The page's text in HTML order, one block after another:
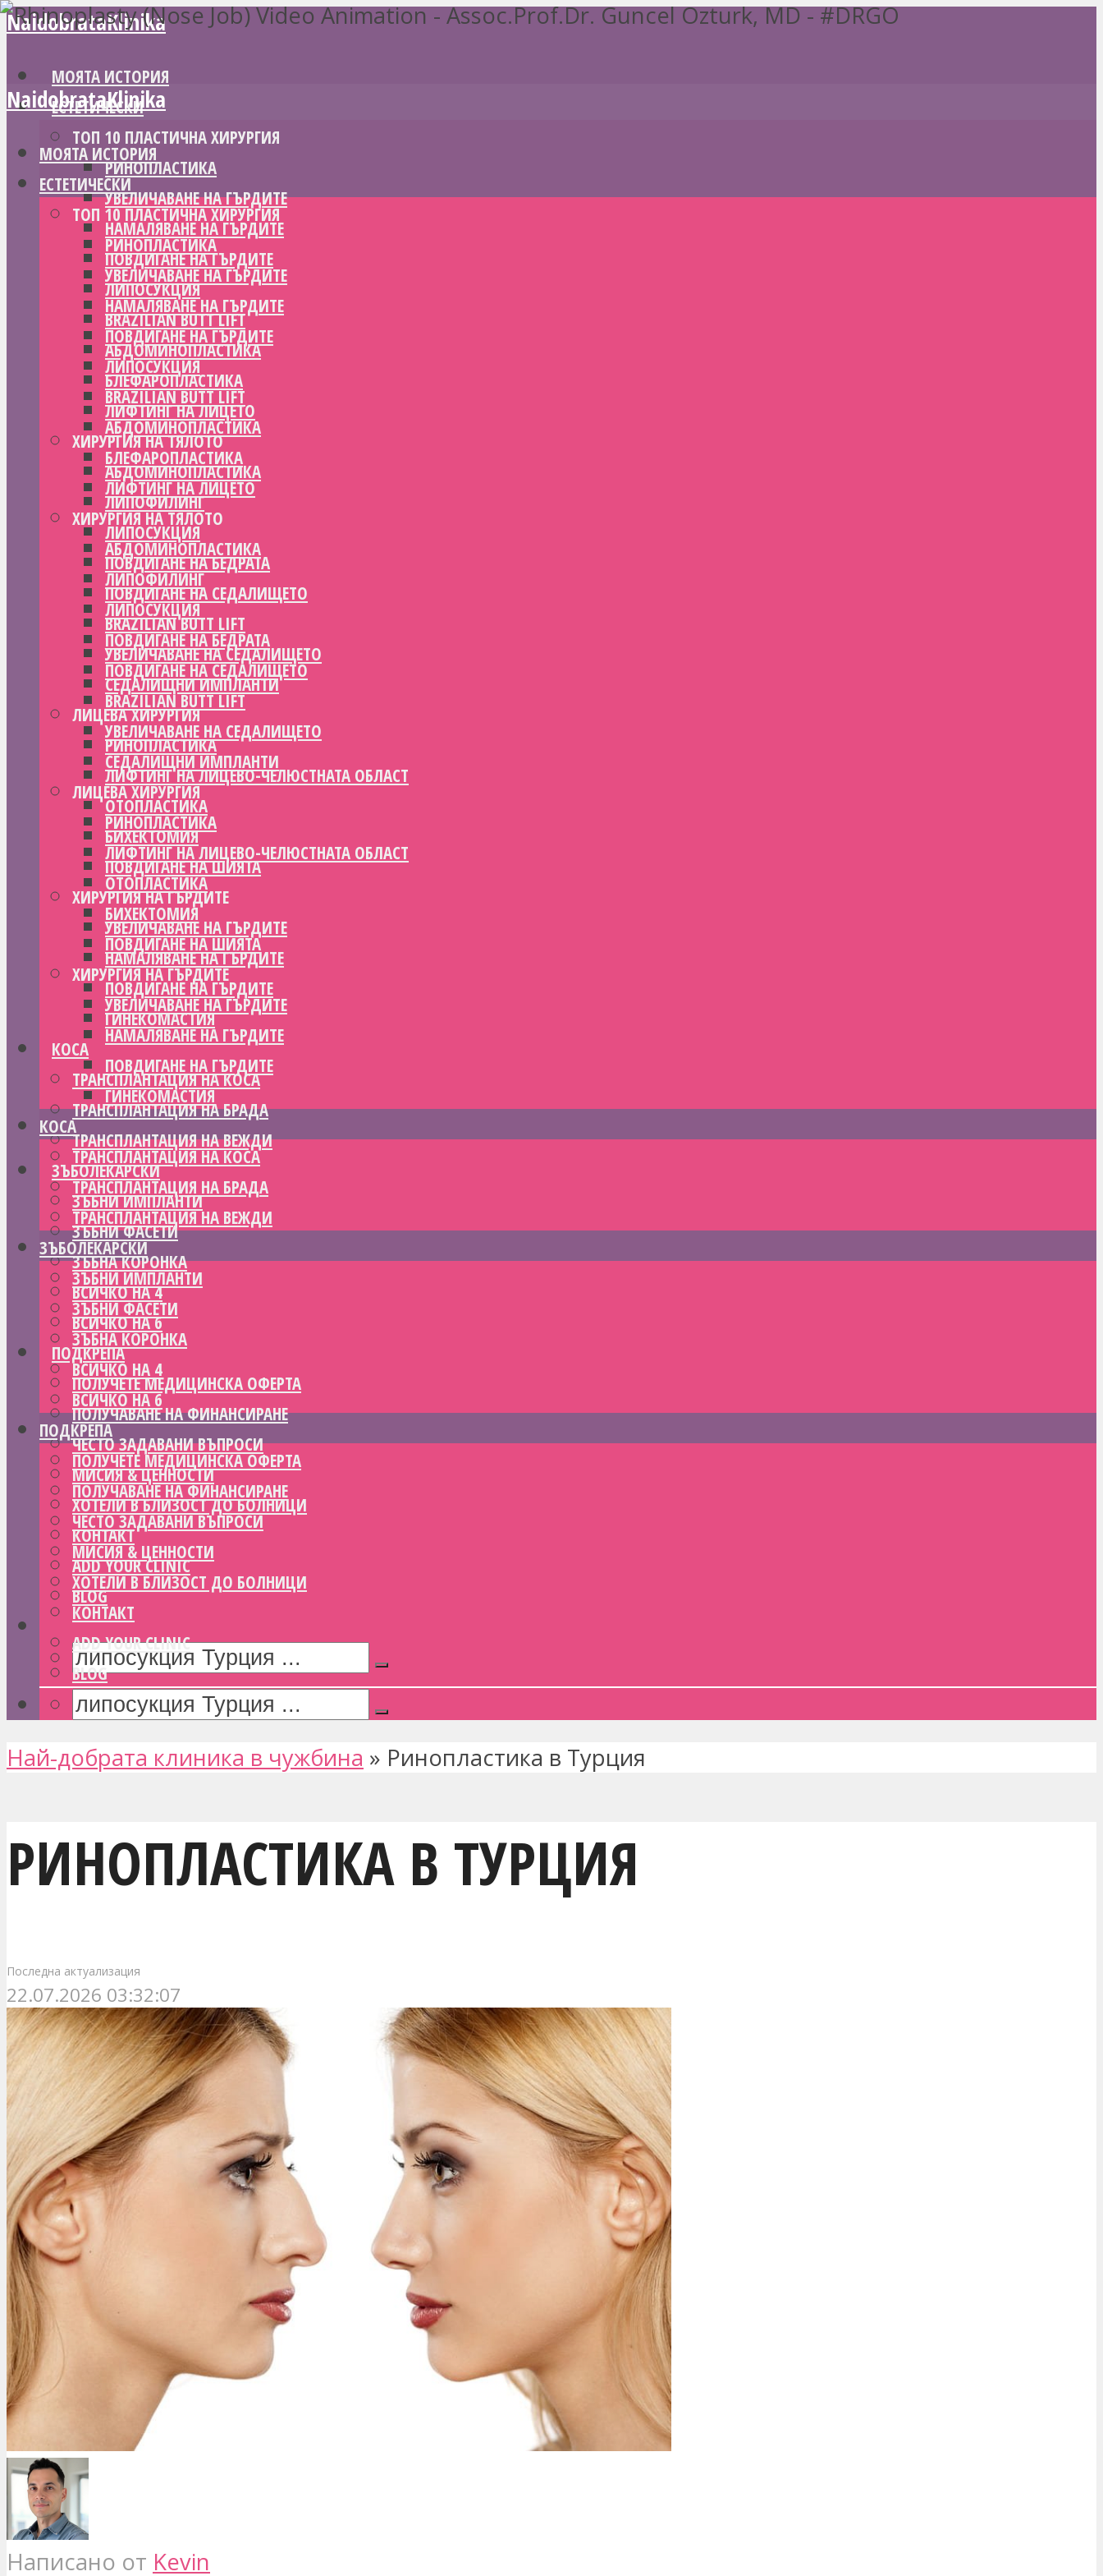
NaidobrataKlinika
МОЯТА ИСТОРИЯ
ЕСТЕТИЧЕСКИ
ТОП 10 ПЛАСТИЧНА ХИРУРГИЯ
РИНОПЛАСТИКА
УВЕЛИЧАВАНЕ НА ГЪРДИТЕ
НАМАЛЯВАНЕ НА ГЪРДИТЕ
ПОВДИГАНЕ НА ГЪРДИТЕ
ЛИПОСУКЦИЯ
BRAZILIAN BUTT LIFT
АБДОМИНОПЛАСТИКА
БЛЕФАРОПЛАСТИКА
ЛИФТИНГ НА ЛИЦЕТО
ХИРУРГИЯ НА ТЯЛОТО
АБДОМИНОПЛАСТИКА
ЛИПОФИЛИНГ
ЛИПОСУКЦИЯ
ПОВДИГАНЕ НА БЕДРАТА
ПОВДИГАНЕ НА СЕДАЛИЩЕТО
BRAZILIAN BUTT LIFT
УВЕЛИЧАВАНЕ НА СЕДАЛИЩЕТО
СЕДАЛИЩНИ ИМПЛАНТИ
ЛИЦЕВА ХИРУРГИЯ
РИНОПЛАСТИКА
ЛИФТИНГ НА ЛИЦЕВО-ЧЕЛЮСТНАТА ОБЛАСТ
ОТОПЛАСТИКА
БИХЕКТОМИЯ
ПОВДИГАНЕ НА ШИЯТА
ХИРУРГИЯ НА ГЪРДИТЕ
УВЕЛИЧАВАНЕ НА ГЪРДИТЕ
НАМАЛЯВАНЕ НА ГЪРДИТЕ
ПОВДИГАНЕ НА ГЪРДИТЕ
ГИНЕКОМАСТИЯ
КОСА
ТРАНСПЛАНТАЦИЯ НА КОСА
ТРАНСПЛАНТАЦИЯ НА БРАДА
ТРАНСПЛАНТАЦИЯ НА ВЕЖДИ
ЗЪБОЛЕКАРСКИ
ЗЪБНИ ИМПЛАНТИ
ЗЪБНИ ФАСЕТИ
ЗЪБНА КОРОНКА
ВСИЧКО НА 4
ВСИЧКО НА 6
ПОДКРЕПА
ПОЛУЧЕТЕ МЕДИЦИНСКА ОФЕРТА
ПОЛУЧАВАНЕ НА ФИНАНСИРАНЕ
ЧЕСТО ЗАДАВАНИ ВЪПРОСИ
МИСИЯ & ЦЕННОСТИ
ХОТЕЛИ В БЛИЗОСТ ДО БОЛНИЦИ
КОНТАКТ
ADD YOUR CLINIC
BLOG
NaidobrataKlinika
МОЯТА ИСТОРИЯ
ЕСТЕТИЧЕСКИ
ТОП 10 ПЛАСТИЧНА ХИРУРГИЯ
РИНОПЛАСТИКА
УВЕЛИЧАВАНЕ НА ГЪРДИТЕ
НАМАЛЯВАНЕ НА ГЪРДИТЕ
ПОВДИГАНЕ НА ГЪРДИТЕ
ЛИПОСУКЦИЯ
BRAZILIAN BUTT LIFT
АБДОМИНОПЛАСТИКА
БЛЕФАРОПЛАСТИКА
ЛИФТИНГ НА ЛИЦЕТО
ХИРУРГИЯ НА ТЯЛОТО
АБДОМИНОПЛАСТИКА
ЛИПОФИЛИНГ
ЛИПОСУКЦИЯ
ПОВДИГАНЕ НА БЕДРАТА
ПОВДИГАНЕ НА СЕДАЛИЩЕТО
BRAZILIAN BUTT LIFT
УВЕЛИЧАВАНЕ НА СЕДАЛИЩЕТО
СЕДАЛИЩНИ ИМПЛАНТИ
ЛИЦЕВА ХИРУРГИЯ
РИНОПЛАСТИКА
ЛИФТИНГ НА ЛИЦЕВО-ЧЕЛЮСТНАТА ОБЛАСТ
ОТОПЛАСТИКА
БИХЕКТОМИЯ
ПОВДИГАНЕ НА ШИЯТА
ХИРУРГИЯ НА ГЪРДИТЕ
УВЕЛИЧАВАНЕ НА ГЪРДИТЕ
НАМАЛЯВАНЕ НА ГЪРДИТЕ
ПОВДИГАНЕ НА ГЪРДИТЕ
ГИНЕКОМАСТИЯ
КОСА
ТРАНСПЛАНТАЦИЯ НА КОСА
ТРАНСПЛАНТАЦИЯ НА БРАДА
ТРАНСПЛАНТАЦИЯ НА ВЕЖДИ
ЗЪБОЛЕКАРСКИ
ЗЪБНИ ИМПЛАНТИ
ЗЪБНИ ФАСЕТИ
ЗЪБНА КОРОНКА
ВСИЧКО НА 4
ВСИЧКО НА 6
ПОДКРЕПА
ПОЛУЧЕТЕ МЕДИЦИНСКА ОФЕРТА
ПОЛУЧАВАНЕ НА ФИНАНСИРАНЕ
ЧЕСТО ЗАДАВАНИ ВЪПРОСИ
МИСИЯ & ЦЕННОСТИ
ХОТЕЛИ В БЛИЗОСТ ДО БОЛНИЦИ
КОНТАКТ
ADD YOUR CLINIC
BLOG
Най-добрата клиника в чужбина » Ринопластика в Турция
РИНОПЛАСТИКА В ТУРЦИЯ
Последна актуализация
22.07.2026 03:32:07
Написано от Kevin